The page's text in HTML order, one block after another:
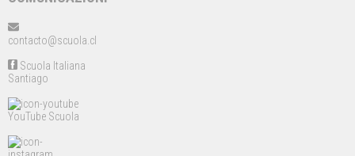
contacto@scuola.cl
Scuola Italiana
Santiago
YouTube Scuola